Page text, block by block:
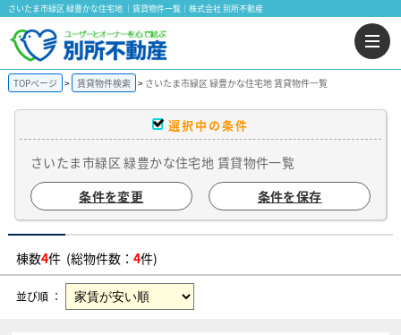
さいたま市緑区 緑豊かな住宅地 ｜賃貸物件一覧｜株式会社 別所不動産
TOPページ 賃貸物件検索 さいたま市緑区 緑豊かな住宅地 賃貸物件一覧
選択中の条件
さいたま市緑区 緑豊かな住宅地 賃貸物件一覧
条件を変更
条件を保存
棟数4件 (総物件数： 4件)
並び順 ：